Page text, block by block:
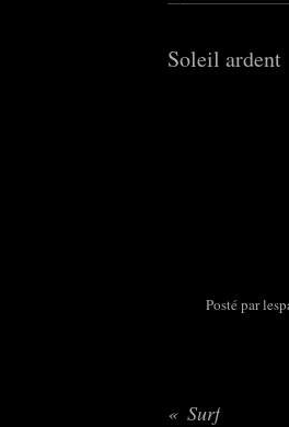
Soleil ardent
Posté par
Surf